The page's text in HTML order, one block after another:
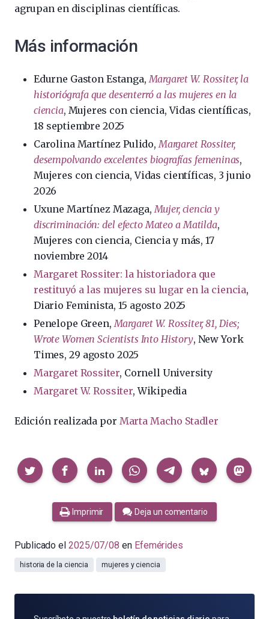
agrupan en disciplinas científicas. ​
Más información
Edurne Gaston Estanga,Margaret W. Rossiter, la
historiógrafa que desenterró a las mujeres en la
ciencia, Mujeres con ciencia, Vidas científicas,
18 septiembre 2025
Carolina Martínez Pulido,Margaret Rossiter,
desempolvando excelentes biografías femeninas,
Mujeres con ciencia, Vidas científicas, 3 junio
2026
Uxune Martínez Mazaga,Mujer, ciencia y
discriminación: del efecto Mateo a Matilda,
Mujeres con ciencia, Ciencia y más, 17
noviembre 2014
Margaret Rossiter: la historiadora que
restituyó a las mujeres su lugar en la ciencia,
Diario Feminista, 15 agosto 2025
Penelope Green,Margaret W. Rossiter, 81, Dies;
Wrote Women Scientists Into History, New York
Times, 29 agosto 2025
Margaret Rossiter, Cornell University
Margaret W. Rossiter, Wikipedia
Edición realizada por Marta Macho Stadler
Compartir
Imprimir Deja un comentario
Publicado el 2025/07/08 en Efemérides
historia de la ciencia mujeres y ciencia